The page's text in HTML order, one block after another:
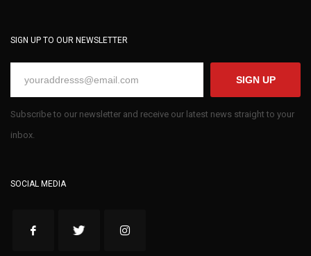
SIGN UP TO OUR NEWSLETTER
SIGN UP
Subscribe to our newsletter and receive our latest news straight to your
inbox.
SOCIAL MEDIA